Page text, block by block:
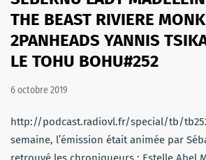
THE BEAST RIVIERE
2PANHEADS YANNIS
LE TOHU BOHU#252
6 octobre 2019
http://podcast.radiovl.fr/special/tb/
semaine, l’émission était animée par